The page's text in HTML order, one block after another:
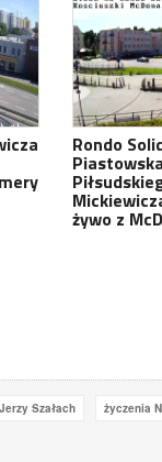
Rondo
żywo z
Jerzy Szałach życzenia